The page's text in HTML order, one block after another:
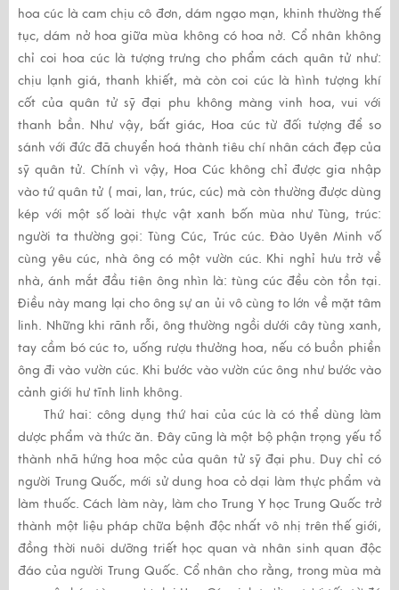
hoa cúc là cam chịu cô đơn, dám ngạo mạn, khinh thường thế
tục, dám nở hoa giữa mùa không có hoa nở. Cổ nhân không
chỉ coi hoa cúc là tượng trưng cho phẩm cách quân tử như:
chịu lạnh giá, thanh khiết, mà còn coi cúc là hình tượng khí
cốt của quân tử sỹ đại phu không màng vinh hoa, vui với
thanh bần. Như vậy, bất giác, Hoa cúc từ đối tượng để so
sánh với đức đã chuyển hoá thành tiêu chí nhân cách đẹp của
sỹ quân tử. Chính vì vậy, Hoa Cúc không chỉ được gia nhập
vào tứ quân tử ( mai, lan, trúc, cúc) mà còn thường được dùng
kép với một số loài thực vật xanh bốn mùa như Tùng, trúc:
người ta thường gọi: Tùng Cúc, Trúc cúc. Đào Uyên Minh vố
cùng yêu cúc, nhà ông có một vườn cúc. Khi nghỉ hưu trở về
nhà, ánh mắt đầu tiên ông nhìn là: tùng cúc đều còn tồn tại.
Điều này mang lại cho ông sự an ủi vô cùng to lớn về mặt tâm
linh. Những khi rãnh rỗi, ông thường ngồi dưới cây tùng xanh,
tay cầm bó cúc to, uống rượu thưởng hoa, nếu có buồn phiền
ông đi vào vườn cúc. Khi bước vào vườn cúc ông như bước vào
cảnh giới hư tĩnh linh không.
Thứ hai: công dụng thứ hai của cúc là có thể dùng làm
dược phẩm và thức ăn. Đây cũng là một bộ phận trọng yếu tổ
thành nhã hứng hoa mộc của quân tử sỹ đại phu. Duy chỉ có
người Trung Quốc, mới sử dung hoa cỏ dại làm thực phẩm và
làm thuốc. Cách làm này, làm cho Trung Y học Trung Quốc trở
thành một liệu pháp chữa bệnh độc nhất vô nhị trên thế giới,
đồng thời nuôi dưỡng triết học quan và nhân sinh quan độc
đáo của người Trung Quốc. Cổ nhân cho rằng, trong mùa mà